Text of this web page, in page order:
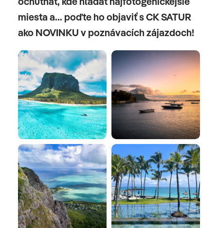
miesta a... poďte ho objaviť s CK SATUR
ako NOVINKU v poznávacích zájazdoch!